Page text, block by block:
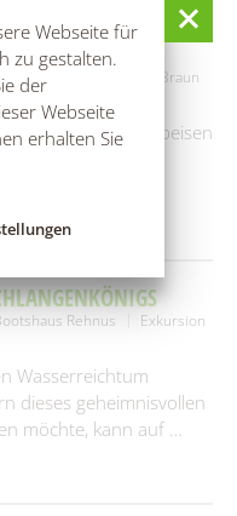
Webseite für
zu gestalten.
der
Webseite
erhalten Sie
Ina-Elke Braun
Rohkostspeisen
Essen mit den
Rehnus
Exkursion
Wasserreichtum
dieses geheimnisvollen
möchte, kann auf …